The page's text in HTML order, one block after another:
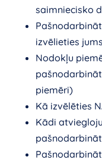
saimniecisko
izvēlieties
Nodokļu
piemēri)
Kā izvēlēties
Kādi